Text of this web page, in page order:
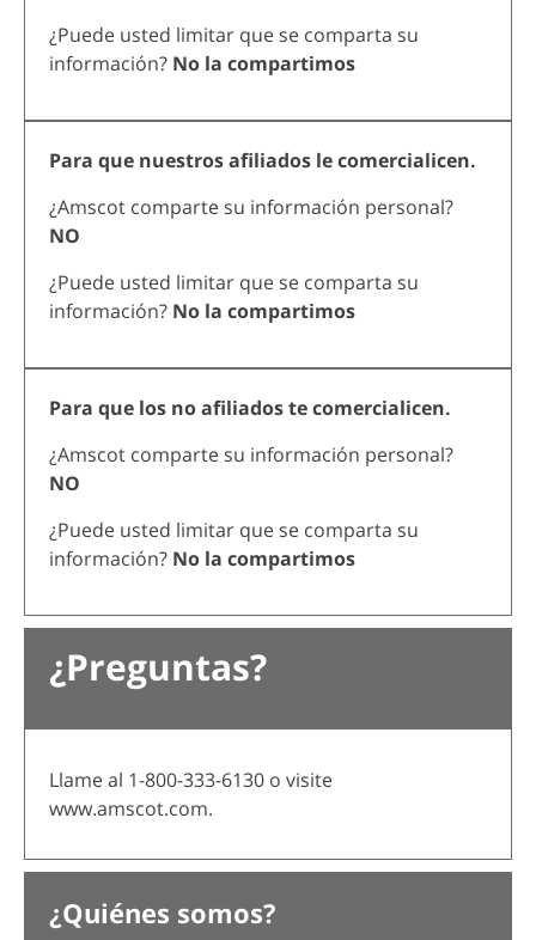
¿Puede usted limitar que se comparta su
información? No la compartimos
Para que nuestros afiliados le comercialicen.
¿Amscot comparte su información personal?
NO
¿Puede usted limitar que se comparta su
información? No la compartimos
Para que los no afiliados te comercialicen.
¿Amscot comparte su información personal?
NO
¿Puede usted limitar que se comparta su
información? No la compartimos
¿Preguntas?
Llame al 1-800-333-6130 o visite
www.amscot.com.
¿Quiénes somos?